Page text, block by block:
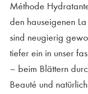
Méthode
den hauseigenen
sind neugierig
tiefer ein in unser
– beim Blättern
Beauté und